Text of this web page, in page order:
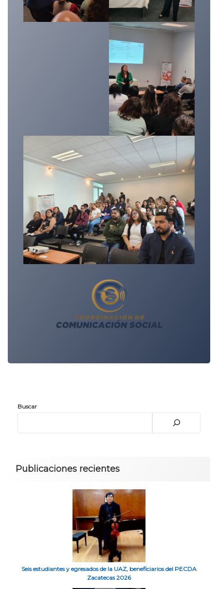
Buscar
Publicaciones recientes
Seis estudiantes y egresados de la UAZ, beneficiarios del PECDA
Zacatecas 2026